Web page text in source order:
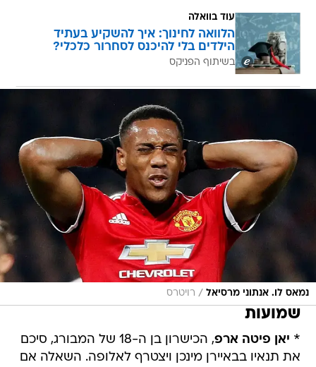
עוד בוואלה
הלוואה לחינוך: איך להשקיע בעתיד
הילדים בלי להיכנס לסחרור כלכלי?
בשיתוף הפניקס
נמאס לו. אנתוני מרסיאל / רויטרס
שמועות
* יאן פיטה ארפ
, הכישרון בן ה-18 של המבורג, סיכם
את תנאיו בבאיירן מינכן ויצטרף לאלופה. השאלה אם